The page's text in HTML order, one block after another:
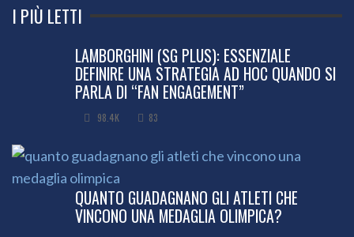
I PIÙ LETTI
LAMBORGHINI (SG PLUS): ESSENZIALE
DEFINIRE UNA STRATEGIA AD HOC QUANDO SI
PARLA DI “FAN ENGAGEMENT”
98.4K 83
QUANTO GUADAGNANO GLI ATLETI CHE
VINCONO UNA MEDAGLIA OLIMPICA?